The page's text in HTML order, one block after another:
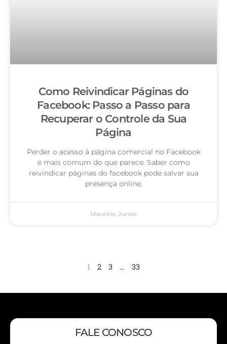
Como Reivindicar Páginas do
Facebook: Passo a Passo para
Recuperar o Controle da Sua
Página
Perder o acesso à página comercial no Facebook
é mais comum do que parece. Saber como
reivindicar páginas do facebook pode salvar sua
presença online,
Mauricio Junior
1 2 3 … 33
FALE CONOSCO